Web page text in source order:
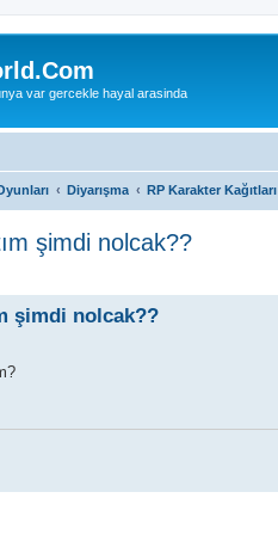
var gercekle hayal arasinda
Diyarışma RP Karakter Kağıtları
şimdi nolcak??
şimdi nolcak??